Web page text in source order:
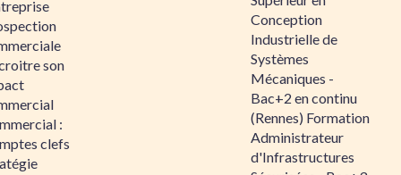
son
:
clefs
Conception
Industrielle de
Systèmes
Mécaniques -
Bac+2 en continu
(Rennes) Formation
Administrateur
d'Infrastructures